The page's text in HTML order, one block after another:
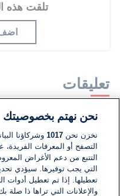
تلقت هذه
تعليقات
لا توجد تعليقات مكتوبة
اكتب تعليقًا جديدًا ...
نحن نهتم بخصوصيتك
نخزن نحن1017 وشركاؤنا
التصفح أو المعرفات
التتبع من دعم الأغراض
التي يجب توفيرها. سيؤدي
تعطيلها. إذا تم تعطيل أدوات
والإعلانات التي تراها ذا